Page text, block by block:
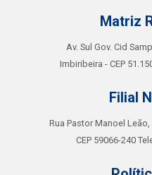
Matriz
Av. Sul Gov. Cid
Imbiribeira - CEP
Filial
Rua Pastor Manoel Leão,
CEP 59066-240